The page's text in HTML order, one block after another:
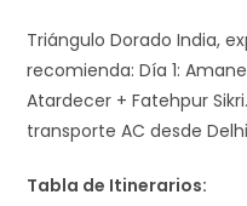
Triángulo Dorado India,
recomienda: Día 1:
Atardecer + Fatehpur
transporte AC desde
Tabla de Itinerarios: